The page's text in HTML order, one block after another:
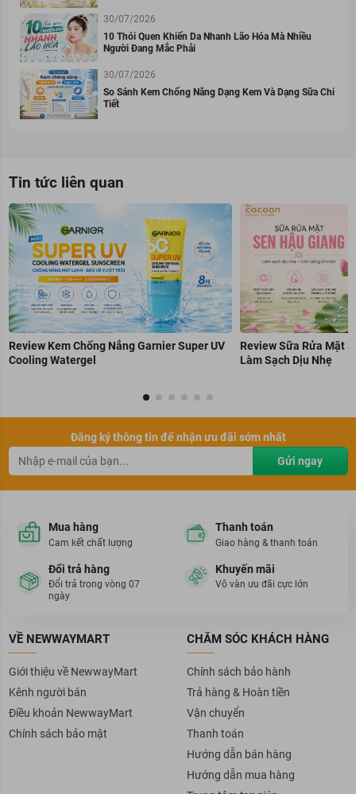
30/07/2026
10 Thói Quen Khiến Da Nhanh Lão Hóa Mà Nhiều
Người Đang Mắc Phải
30/07/2026
So Sánh Kem Chống Nắng Dạng Kem Và Dạng Sữa Chi
Tiết
Tin tức liên quan
Review Kem Chống Nắng Garnier Super UV
Cooling Watergel
Review Sữa Rửa Mặt
Làm Sạch Dịu Nhẹ
Đăng ký thông tin để nhận ưu đãi sớm nhất
Gửi ngay
Mua hàng
Cam kết chất lượng
Thanh toán
Giao hàng & thanh toán
Đổi trả hàng
Đổi trả trong vòng 07
ngày
Khuyến mãi
Vô vàn ưu đãi cực lớn
VỀ NEWWAYMART
Giới thiệu về NewwayMart
Kênh người bán
Điều khoản NewwayMart
Chính sách bảo mật
CHĂM SÓC KHÁCH HÀNG
Chính sách bảo hành
Trả hàng & Hoàn tiền
Vận chuyển
Thanh toán
Hướng dẫn bán hàng
Hướng dẫn mua hàng